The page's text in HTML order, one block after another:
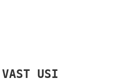
VAST USI